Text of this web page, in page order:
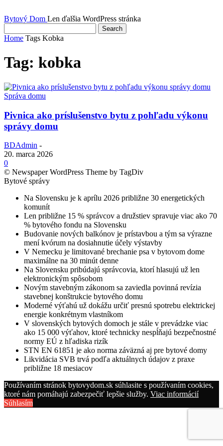
Bytový Dom Len ďalšia WordPress stránka
Home Tags Kobka
Tag: kobka
Správa domu
Pivnica ako príslušenstvo bytu z pohľadu výkonu
správy domu
BDAdmin -
20. marca 2026
0
© Newspaper WordPress Theme by TagDiv
Bytové správy
Na Slovensku je k aprílu 2026 približne 30 energetických
komunít
Len približne 15 % správcov a družstiev spravuje viac ako 70
% bytového fondu na Slovensku
Budovanie nových balkónov je prístavbou a tým sa výrazne
mení kvórum na dosiahnutie účely výstavby
V Nemecku je limitované brechanie psa v bytovom dome
maximálne na 30 minút denne
Na Slovensku pribúdajú správcovia, ktorí hlasujú už len
elektronickým spôsobom
Novým stavebným zákonom sa zaviedla povinná revízia
stavebnej konštrukcie bytového domu
Moderné výťahú už dokážu určiť presnú spotrebu elektrickej
energie konkrétnym vlastníkom
V slovenských bytových domoch je stále v prevádzke viac
ako 15 000 výťahov, ktoré technicky nespĺňajú bezpečnostné
normy EÚ z hľadiska rizík
STN EN 61851 je ako norma záväzná aj pre bytové domy
Likvidácia SVB trvá podľa aktuálnych údajov z praxe
približne 18 mesiacov
Používaním stránok bytovydom.sk súhlasite s používaním cookies,
ktoré nám pomáhajú zabezpečiť lepšie služby. Viac informácií
Súhlasím